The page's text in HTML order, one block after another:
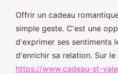
Offrir un cadeau
simple geste. C'est une
d'exprimer ses sentiments
d'enrichir sa relation. Sur le
https://www.cadeau-st-